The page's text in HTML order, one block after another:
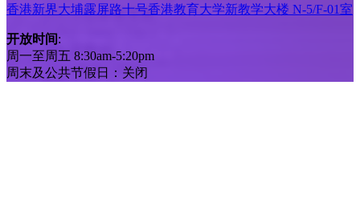
香港新界大埔露屏路十号香港教育大学新教学大楼 N-5/F-01室
开放时间:
周一至周五 8:30am-5:20pm
周末及公共节假日：关闭